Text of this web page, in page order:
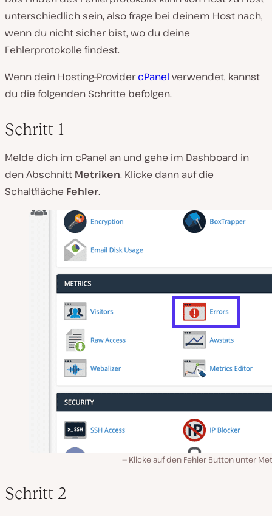
unterschiedlich sein, also frage bei deinem Host nach,
wenn du nicht sicher bist, wo du deine
Fehlerprotokolle findest.
Wenn dein Hosting-ProvidercPanel verwendet, kannst
du die folgenden Schritte befolgen.
Schritt 1
Melde dich im cPanel an und gehe im Dashboard in
den Abschnitt Metriken. Klicke dann auf die
Schaltfläche Fehler.
Klicke auf den Fehler Button unter
Schritt 2